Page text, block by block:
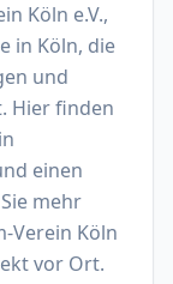
Köln e.V.,
in Köln, die
und
Hier finden
einen
mehr
Verein Köln
vor Ort.